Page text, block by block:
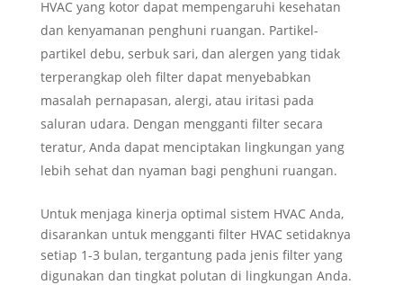
HVAC yang kotor dapat mempengaruhi kesehatan
dan kenyamanan penghuni ruangan. Partikel-
partikel debu, serbuk sari, dan alergen yang tidak
terperangkap oleh filter dapat menyebabkan
masalah pernapasan, alergi, atau iritasi pada
saluran udara. Dengan mengganti filter secara
teratur, Anda dapat menciptakan lingkungan yang
lebih sehat dan nyaman bagi penghuni ruangan.
Untuk menjaga kinerja optimal sistem HVAC Anda,
disarankan untuk mengganti filter HVAC setidaknya
setiap 1-3 bulan, tergantung pada jenis filter yang
digunakan dan tingkat polutan di lingkungan Anda.